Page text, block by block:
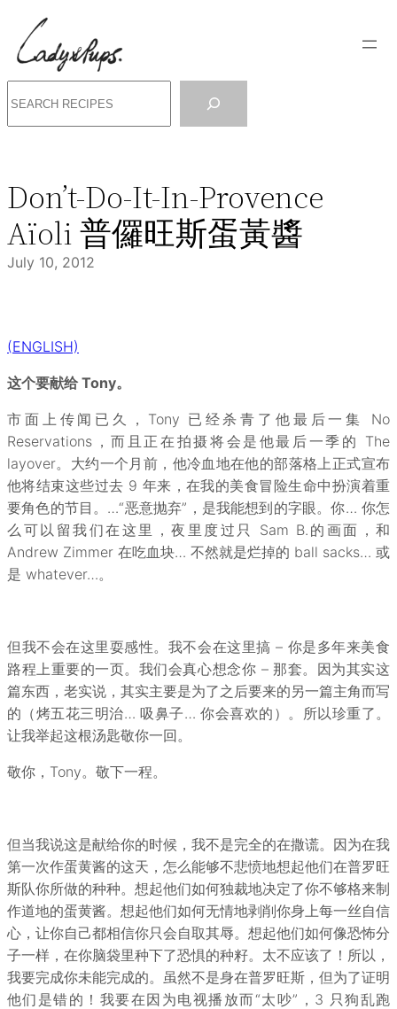
to
content
Don’t-Do-It-In-Provence
Aïoli 普儸旺斯蛋黃醬
July 10, 2012
(ENGLISH)
这个要献给 Tony。
市面上传闻已久，Tony 已经杀青了他最后一集 No
Reservations，而且正在拍摄将会是他最后一季的 The
layover。大约一个月前，他冷血地在他的部落格上正式宣布
他将结束这些过去 9 年来，在我的美食冒险生命中扮演着重
要角色的节目。…“恶意抛弃”，是我能想到的字眼。你… 你怎
么可以留我们在这里，夜里度过只 Sam B.的画面，和
Andrew Zimmer 在吃血块… 不然就是烂掉的 ball sacks… 或
是 whatever…。
但我不会在这里耍感性。我不会在这里搞 – 你是多年来美食
路程上重要的一页。我们会真心想念你 – 那套。因为其实这
篇东西，老实说，其实主要是为了之后要来的另一篇主角而写
的（烤五花三明治… 吸鼻子… 你会喜欢的）。所以珍重了。
让我举起这根汤匙敬你一回。
敬你，Tony。敬下一程。
但当我说这是献给你的时候，我不是完全的在撒谎。因为在我
第一次作蛋黄酱的这天，怎么能够不悲愤地想起他们在普罗旺
斯队你所做的种种。想起他们如何独裁地决定了你不够格来制
作道地的蛋黄酱。想起他们如何无情地剥削你身上每一丝自信
心，让你自己都相信你只会自取其辱。想起他们如何像恐怖分
子一样，在你脑袋里种下了恐惧的种籽。太不应该了！所以，
我要完成你未能完成的。虽然不是身在普罗旺斯，但为了证明
他们是错的！我要在因为电视播放而“太吵”，3 只狗乱跑